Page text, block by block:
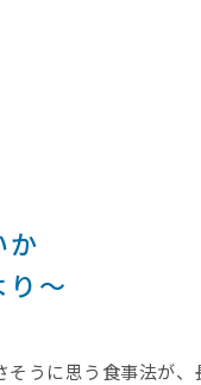
か
～
うに思う食事法が